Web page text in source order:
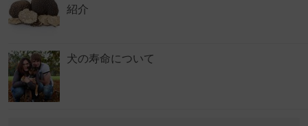
紹介
犬の寿命について